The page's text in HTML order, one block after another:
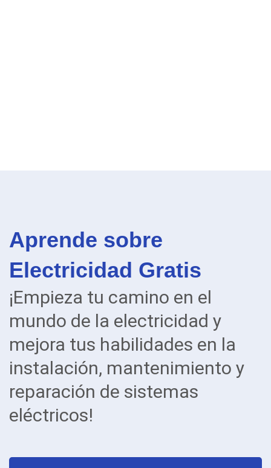
Aprende sobre
Electricidad Gratis
¡Empieza tu camino en el
mundo de la electricidad y
mejora tus habilidades en la
instalación, mantenimiento y
reparación de sistemas
eléctricos!